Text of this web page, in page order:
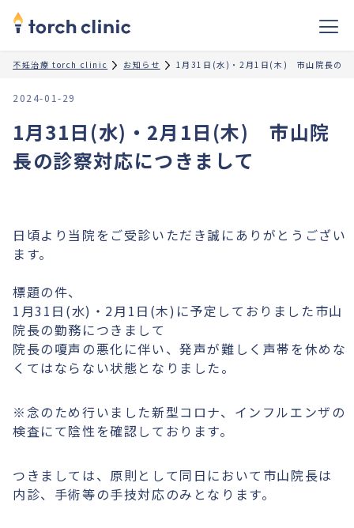
不妊治療 torch clinic お知らせ 1月31日(水)・2月1日(木) 市山院長の診
2024-01-29
1月31日(水)・2月1日(木) 市山院
長の診察対応につきまして
日頃より当院をご受診いただき誠にありがとうござい
ます。
標題の件、
1月31日(水)・2月1日(木)に予定しておりました市山
院長の勤務につきまして
院長の嗄声の悪化に伴い、発声が難しく声帯を休めな
くてはならない状態となりました。
※念のため行いました新型コロナ、インフルエンザの
検査にて陰性を確認しております。
つきましては、原則として同日において市山院長は
内診、手術等の手技対応のみとなります。